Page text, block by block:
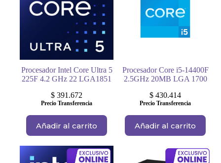
Procesador Intel Core Ultra 5
225F 4.2 GHz 22 LGA1851
$ 391.672
Precio Transferencia
Añadir al carrito
Procesador Core i5-14400F
2.5GHz 20MB LGA 1700
$ 430.414
Precio Transferencia
Añadir al carrito